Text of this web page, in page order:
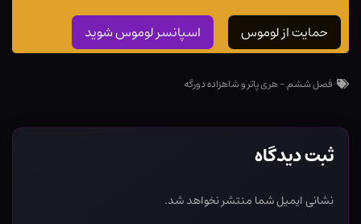
حمایت از لوموس اسپانسر لوموس شوید
فصل ششم - هری پاتر و شاهزاده دورگه
ثبت دیدگاه
نشانی ایمیل شما منتشر نخواهد شد.